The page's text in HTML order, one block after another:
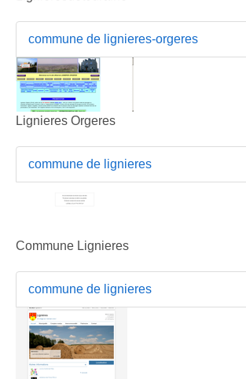
commune de lignieres-orgeres
Lignieres Orgeres
commune de lignieres
Commune Lignieres
commune de lignieres